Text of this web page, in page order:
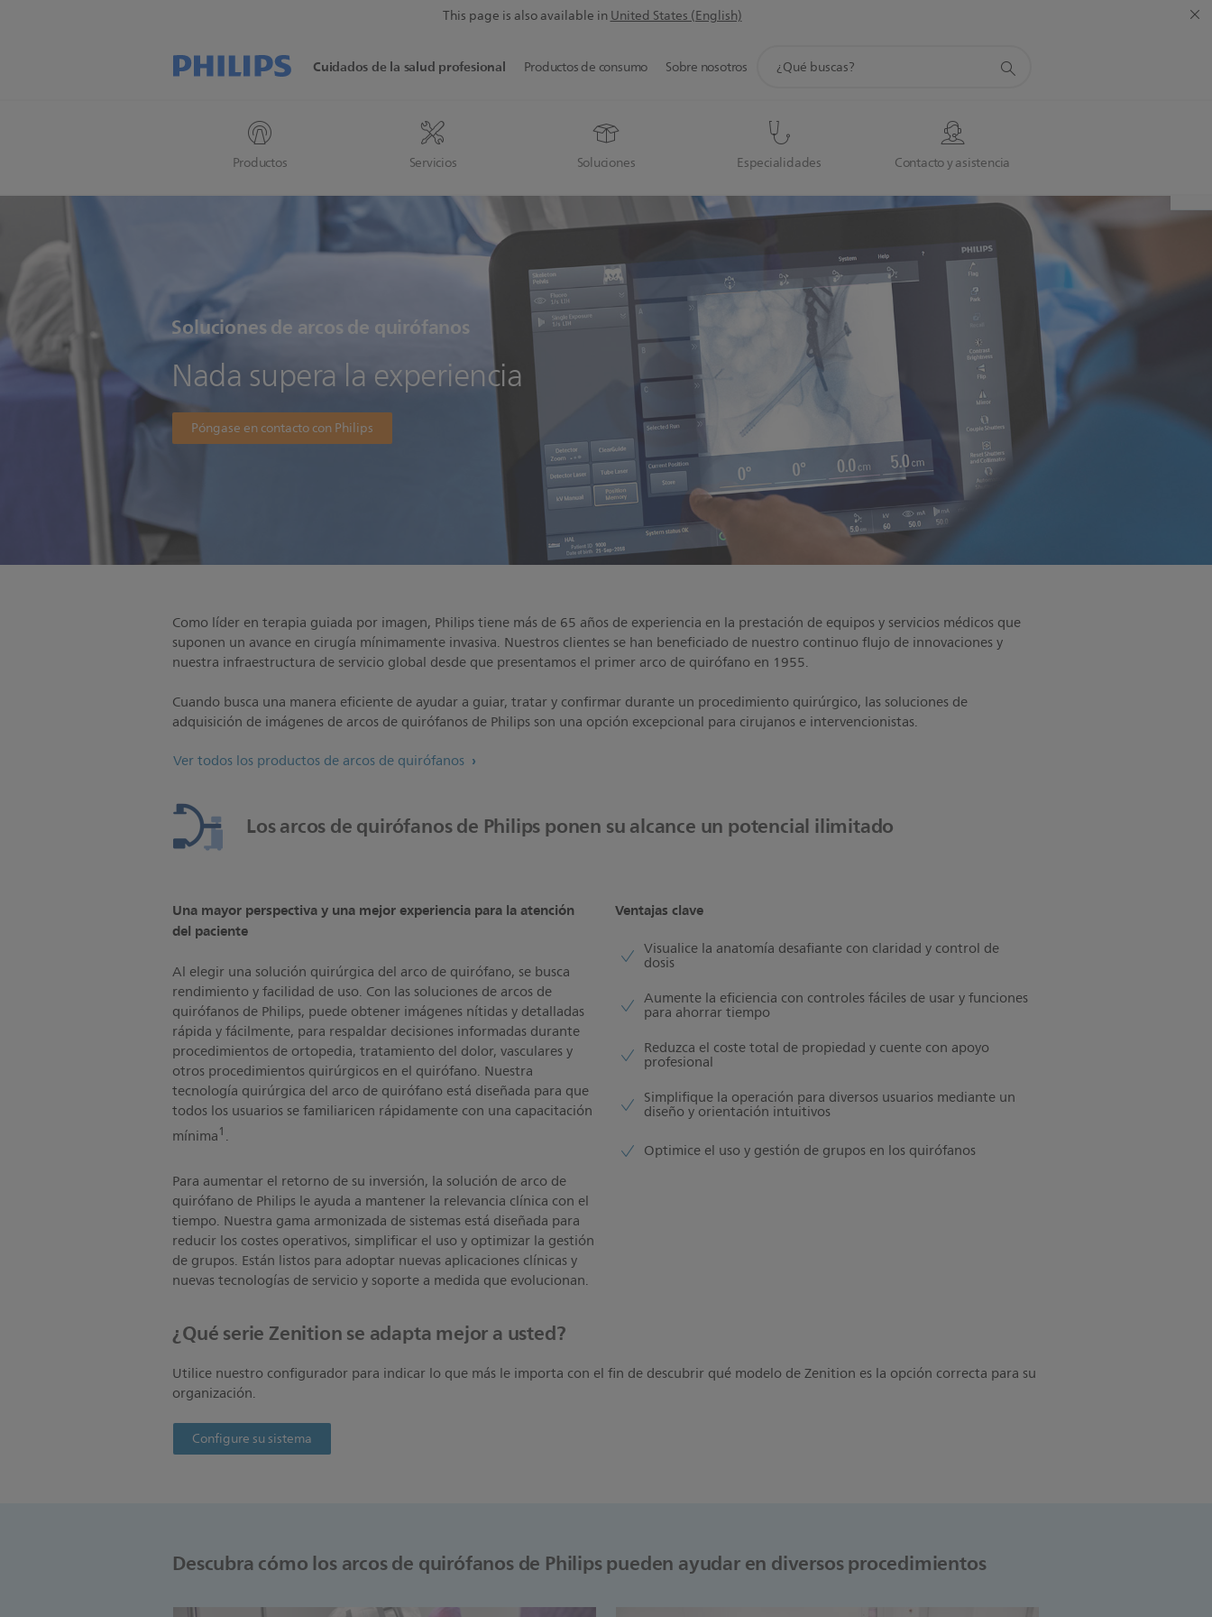
This page is also available inUnited States (English)
Cuidados de la salud profesional
Productos Servicios Soluciones Especialidades Contacto y asistencia
Productos de consumo Sobre nosotros
búsqueda
Soluciones de arcos de quirófanos
Nada supera la experiencia
Póngase en contacto con Philips
Como líder en terapia guiada por imagen, Philips tiene más de 65 años de experiencia en la prestación de equipos y servicios médicos que
suponen un avance en cirugía mínimamente invasiva. Nuestros clientes se han beneficiado de nuestro continuo flujo de innovaciones y
nuestra infraestructura de servicio global desde que presentamos el primer arco de quirófano en 1955.
Cuando busca una manera eficiente de ayudar a guiar, tratar y confirmar durante un procedimiento quirúrgico, las soluciones de
adquisición de imágenes de arcos de quirófanos de Philips son una opción excepcional para cirujanos e intervencionistas.
Ver todos los productos de arcos de quirófanos
Los arcos de quirófanos de Philips ponen su alcance un potencial ilimitado
Una mayor perspectiva y una mejor experiencia para la atención
del paciente
Al elegir una solución quirúrgica del arco de quirófano, se busca
rendimiento y facilidad de uso. Con las soluciones de arcos de
quirófanos de Philips, puede obtener imágenes nítidas y detalladas
rápida y fácilmente, para respaldar decisiones informadas durante
procedimientos de ortopedia, tratamiento del dolor, vasculares y
otros procedimientos quirúrgicos en el quirófano. Nuestra
tecnología quirúrgica del arco de quirófano está diseñada para que
todos los usuarios se familiaricen rápidamente con una capacitación
mínima1.
Para aumentar el retorno de su inversión, la solución de arco de
quirófano de Philips le ayuda a mantener la relevancia clínica con el
tiempo. Nuestra gama armonizada de sistemas está diseñada para
reducir los costes operativos, simplificar el uso y optimizar la gestión
de grupos. Están listos para adoptar nuevas aplicaciones clínicas y
nuevas tecnologías de servicio y soporte a medida que evolucionan.
Ventajas clave
Visualice la anatomía desafiante con claridad y control de
dosis
Aumente la eficiencia con controles fáciles de usar y funciones
para ahorrar tiempo
Reduzca el coste total de propiedad y cuente con apoyo
profesional
Simplifique la operación para diversos usuarios mediante un
diseño y orientación intuitivos
Optimice el uso y gestión de grupos en los quirófanos
¿Qué serie Zenition se adapta mejor a usted?
Utilice nuestro configurador para indicar lo que más le importa con el fin de descubrir qué modelo de Zenition es la opción correcta para su
organización.
Configure su sistema
Descubra cómo los arcos de quirófanos de Philips pueden ayudar en diversos procedimientos